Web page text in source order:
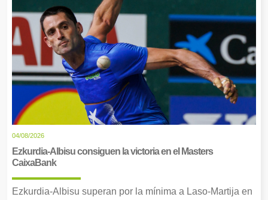
04/08/2026
Ezkurdia-Albisu consiguen la victoria en el Masters
CaixaBank
Ezkurdia-Albisu superan por la mínima a Laso-Martija en